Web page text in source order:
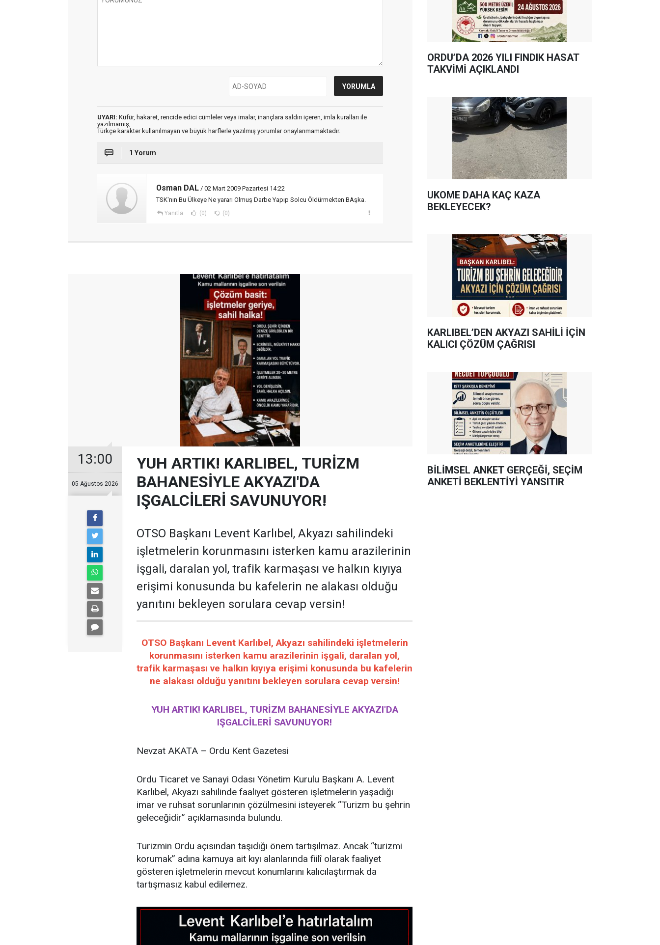
UYARI: Küfür, hakaret, rencide edici cümleler veya imalar, inançlara saldırı içeren, imla kuralları ile
yazılmamış,
Türkçe karakter kullanılmayan ve büyük harflerle yazılmış yorumlar onaylanmamaktadır.
1 Yorum
Osman DAL / 02 Mart 2009 Pazartesi 14:22
TSK'nın Bu Ülkeye Ne yararı Olmuş Darbe Yapıp Solcu Öldürmekten BAşka.
Yanıtla (0) (0)
13:00
05 Ağustos 2026
YUH ARTIK! KARLIBEL, TURİZM
BAHANESİYLE AKYAZI'DA
IŞGALCİLERİ SAVUNUYOR!
OTSO Başkanı Levent Karlıbel, Akyazı sahilindeki
işletmelerin korunmasını isterken kamu arazilerinin
işgali, daralan yol, trafik karmaşası ve halkın kıyıya
erişimi konusunda bu kafelerin ne alakası olduğu
yanıtını bekleyen sorulara cevap versin!
OTSO Başkanı Levent Karlıbel, Akyazı sahilindeki işletmelerin
korunmasını isterken kamu arazilerinin işgali, daralan yol,
trafik karmaşası ve halkın kıyıya erişimi konusunda bu kafelerin
ne alakası olduğu yanıtını bekleyen sorulara cevap versin!
YUH ARTIK! KARLIBEL, TURİZM BAHANESİYLE AKYAZI'DA
IŞGALCİLERİ SAVUNUYOR!
Nevzat AKATA – Ordu Kent Gazetesi
Ordu Ticaret ve Sanayi Odası Yönetim Kurulu Başkanı A. Levent
Karlıbel, Akyazı sahilinde faaliyet gösteren işletmelerin yaşadığı
imar ve ruhsat sorunlarının çözülmesini isteyerek “Turizm bu şehrin
geleceğidir” açıklamasında bulundu.
Turizmin Ordu açısından taşıdığı önem tartışılmaz. Ancak “turizmi
korumak” adına kamuya ait kıyı alanlarında fiilî olarak faaliyet
gösteren işletmelerin mevcut konumlarını kalıcılaştırmak da
tartışmasız kabul edilemez.
ORDU’DA 2026 YILI FINDIK HASAT
TAKVİMİ AÇIKLANDI
UKOME DAHA KAÇ KAZA
BEKLEYECEK?
KARLIBEL’DEN AKYAZI SAHİLİ İÇİN
KALICI ÇÖZÜM ÇAĞRISI
BİLİMSEL ANKET GERÇEĞİ, SEÇİM
ANKETİ BEKLENTİYİ YANSITIR